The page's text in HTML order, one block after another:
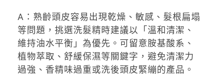
A：熟齡頭皮容易出現乾燥、敏感、髮根扁塌
等問題，挑選洗髮精時建議以「溫和清潔、
維持油水平衡」為優先。可留意胺基酸系、
植物萃取、舒緩保濕等關鍵字，避免清潔力
過強、香精味過重或洗後頭皮緊繃的產品。